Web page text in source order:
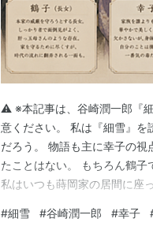
⚠️ ※本記事は、谷崎潤一郎『
意ください。 私は『細雪』
だろう。 物語も主に幸子の視
たことはない。 もちろん鶴子
私はいつも蒔岡家の居間に座
者ではなく、蒔岡家の五番目
#細雪 #谷崎潤一郎 #幸子